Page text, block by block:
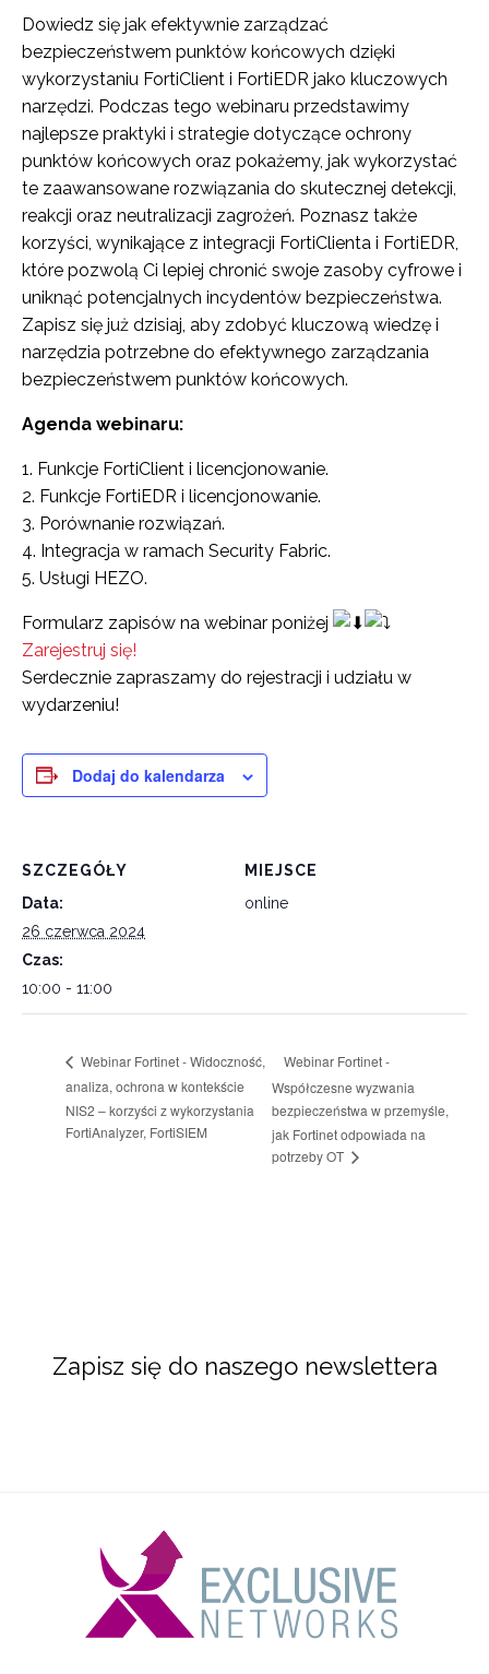
Dowiedz się jak efektywnie zarządzać
bezpieczeństwem punktów końcowych dzięki
wykorzystaniu FortiClient i FortiEDR jako kluczowych
narzędzi. Podczas tego webinaru przedstawimy
najlepsze praktyki i strategie dotyczące ochrony
punktów końcowych oraz pokażemy, jak wykorzystać
te zaawansowane rozwiązania do skutecznej detekcji,
reakcji oraz neutralizacji zagrożeń. Poznasz także
korzyści, wynikające z integracji FortiClienta i FortiEDR,
które pozwolą Ci lepiej chronić swoje zasoby cyfrowe i
uniknąć potencjalnych incydentów bezpieczeństwa.
Zapisz się już dzisiaj, aby zdobyć kluczową wiedzę i
narzędzia potrzebne do efektywnego zarządzania
bezpieczeństwem punktów końcowych.
Agenda webinaru:
Funkcje FortiClient i licencjonowanie.
Funkcje FortiEDR i licencjonowanie.
Porównanie rozwiązań.
Integracja w ramach Security Fabric.
Usługi HEZO.
Formularz zapisów na webinar poniżej
Zarejestruj się!
Serdecznie zapraszamy do rejestracji i udziału w
wydarzeniu!
Dodaj do kalendarza
SZCZEGÓŁY
Data:
26 czerwca 2024
Czas:
10:00 - 11:00
MIEJSCE
online
Webinar Fortinet - Widoczność,
analiza, ochrona w kontekście
NIS2 – korzyści z wykorzystania
FortiAnalyzer, FortiSIEM
Webinar Fortinet -
Współczesne wyzwania
bezpieczeństwa w przemyśle,
jak Fortinet odpowiada na
potrzeby OT
Zapisz się do naszego newslettera